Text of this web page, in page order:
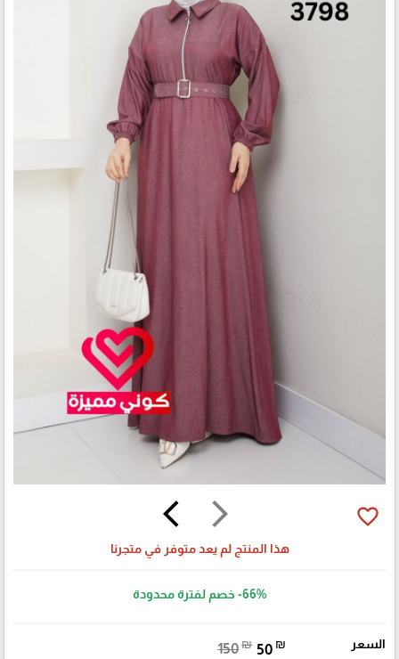
arrow_forward_ios
arrow_back_ios favorite_border
هذا المنتج لم يعد متوفر في متجرنا
-66% خصم لفترة محدودة
السعر 150₪ 50 ₪